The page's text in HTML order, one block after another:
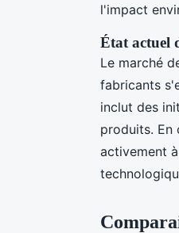
l'impact
État actuel
Le marché
fabricants
inclut des
produits. En
activement